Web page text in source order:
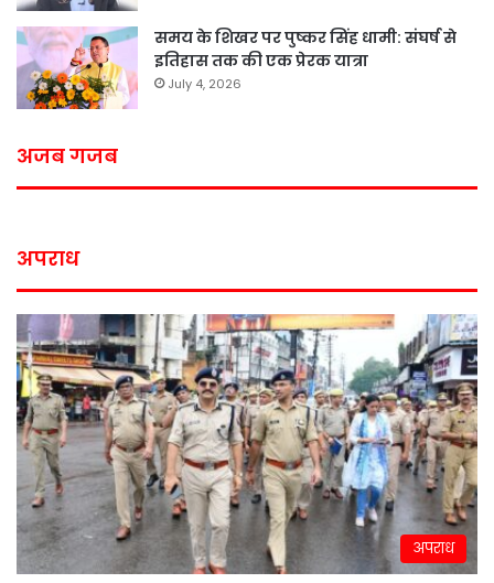
समय के शिखर पर पुष्कर सिंह धामी: संघर्ष से
इतिहास तक की एक प्रेरक यात्रा
July 4, 2026
अजब गजब
अपराध
अपराध